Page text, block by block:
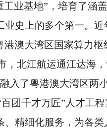
业基地”，培育了涵
史上的多个第一。
澳大湾区国家算力枢
北江航运通江达海
入了粤港澳大湾区两
团千才万匠”人才工
精细化服务，为各